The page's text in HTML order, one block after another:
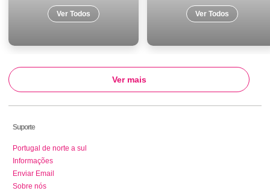
Ver Todos Ver Todos
Ver mais
Suporte
Portugal de norte a sul
Informações
Enviar Email
Sobre nós